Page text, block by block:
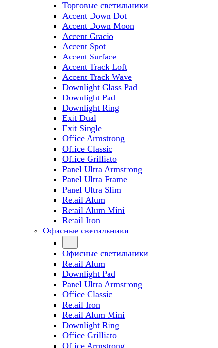
Торговые светильники
Accent Down Dot
Accent Down Moon
Accent Gracio
Accent Spot
Accent Surface
Accent Track Loft
Accent Track Wave
Downlight Glass Pad
Downlight Pad
Downlight Ring
Exit Dual
Exit Single
Office Armstrong
Office Classic
Office Grilliato
Panel Ultra Armstrong
Panel Ultra Frame
Panel Ultra Slim
Retail Alum
Retail Alum Mini
Retail Iron
Офисные светильники
Офисные светильники
Retail Alum
Downlight Pad
Panel Ultra Armstrong
Office Classic
Retail Iron
Retail Alum Mini
Downlight Ring
Office Grilliato
Office Armstrong